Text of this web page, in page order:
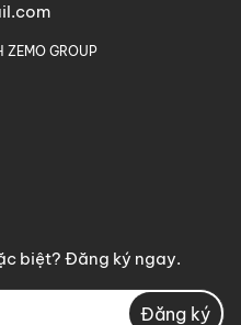
GROUP
biệt? Đăng ký ngay.
Đăng ký